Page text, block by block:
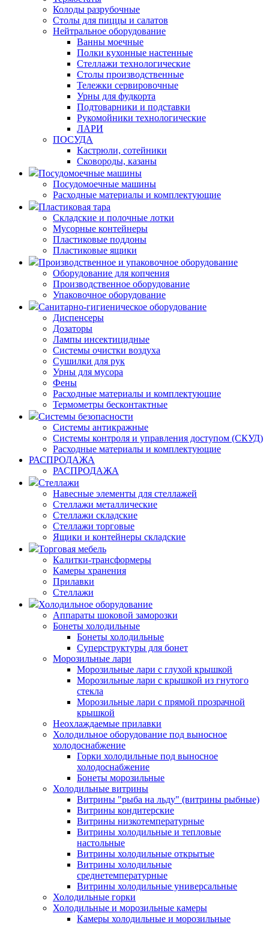
Колоды разрубочные
Столы для пиццы и салатов
Нейтральное оборудование
Ванны моечные
Полки кухонные настенные
Стеллажи технологические
Столы производственные
Тележки сервировочные
Урны для фудкорта
Подтоварники и подставки
Рукомойники технологические
ЛАРИ
ПОСУДА
Кастрюли, сотейники
Сковороды, казаны
Посудомоечные машины
Посудомоечные машины
Расходные материалы и комплектующие
Пластиковая тара
Складские и полочные лотки
Мусорные контейнеры
Пластиковые поддоны
Пластиковые ящики
Производственное и упаковочное оборудование
Оборудование для копчения
Производственное оборудование
Упаковочное оборудование
Санитарно-гигиеническое оборудование
Диспенсеры
Дозаторы
Лампы инсектицидные
Системы очистки воздуха
Сушилки для рук
Урны для мусора
Фены
Расходные материалы и комплектующие
Термометры бесконтактные
Системы безопасности
Системы антикражные
Системы контроля и управления доступом (СКУД)
Расходные материалы и комплектующие
РАСПРОДАЖА
РАСПРОДАЖА
Стеллажи
Навесные элементы для стеллажей
Стеллажи металлические
Стеллажи складские
Стеллажи торговые
Ящики и контейнеры складские
Торговая мебель
Калитки-трансформеры
Камеры хранения
Прилавки
Стеллажи
Холодильное оборудование
Аппараты шоковой заморозки
Бонеты холодильные
Бонеты холодильные
Суперструктуры для бонет
Морозильные лари
Морозильные лари с глухой крышкой
Морозильные лари с крышкой из гнутого
стекла
Морозильные лари с прямой прозрачной
крышкой
Неохлаждаемые прилавки
Холодильное оборудование под выносное
холодоснабжение
Горки холодильные под выносное
холодоснабжение
Бонеты морозильные
Холодильные витрины
Витрины "рыба на льду" (витрины рыбные)
Витрины кондитерские
Витрины низкотемпературные
Витрины холодильные и тепловые
настольные
Витрины холодильные открытые
Витрины холодильные
среднетемпературные
Витрины холодильные универсальные
Холодильные горки
Холодильные и морозильные камеры
Камеры холодильные и морозильные